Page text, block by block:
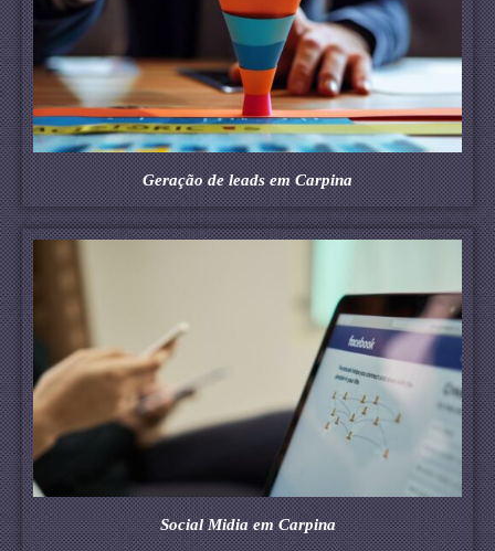
Geração de leads em Carpina
Social Midia em Carpina